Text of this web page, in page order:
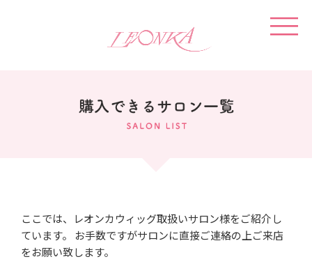
ここでは、レオンカウィッグ取扱いサロン様をご紹介し
ています。
お手数ですがサロンに直接ご連絡の上ご来店
をお願い致します。